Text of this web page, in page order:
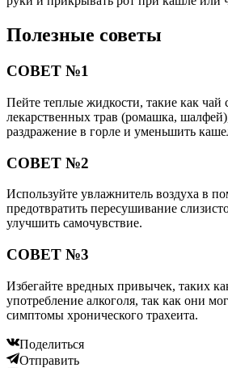
Полезные советы
СОВЕТ №1
Пейте теплые жидкости, такие как чай
лекарственных трав (ромашка,
раздражение в горле и уменьшить
СОВЕТ №2
Используйте увлажнитель воздуха в
предотвратить пересушивание
улучшить самочувствие.
СОВЕТ №3
Избегайте вредных привычек, таких
употребление алкоголя, так как они
симптомы хронического трахеита.
Поделиться
Отправить